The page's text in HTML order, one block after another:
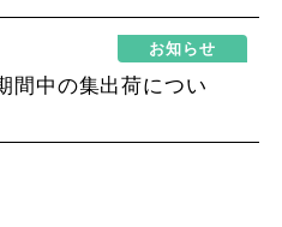
お知らせ
間中の集出荷につい